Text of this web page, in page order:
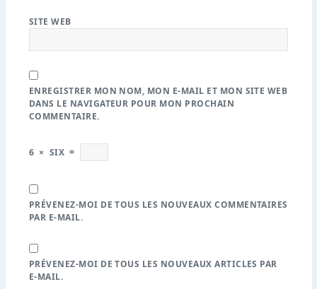
SITE WEB
ENREGISTRER MON NOM, MON E-MAIL ET MON SITE WEB
DANS LE NAVIGATEUR POUR MON PROCHAIN
COMMENTAIRE.
6 × SIX =
PRÉVENEZ-MOI DE TOUS LES NOUVEAUX COMMENTAIRES
PAR E-MAIL.
PRÉVENEZ-MOI DE TOUS LES NOUVEAUX ARTICLES PAR
E-MAIL.